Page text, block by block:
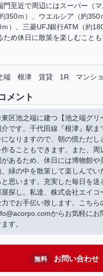
門至近で周辺にはスーパー（
350ｍ）、ウエルシア（約350
）、三菱UFJ銀行ATM（約
ため休日に散策を楽しむことも
端 根津 賃貸 1R マンシ
メント
東区池之端に建つ【池之端グリ
介です。千代田線『根津』駅ま
になりますので、朝の慌ただし
作ることもできます。また、周
があるため、休日には博物館や
、緑の中を散策して楽しんでい
と思います。充実した毎日を送
屋探し。私達、株式会社エイコ
力でお手伝い致します。こちら
からお気軽にお
す。
無料 お問い合わせ